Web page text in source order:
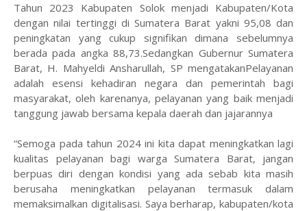
Tahun 2023 Kabupaten Solok menjadi Kabupaten/Kota
dengan nilai tertinggi di Sumatera Barat yakni 95,08 dan
peningkatan yang cukup signifikan dimana sebelumnya
berada pada angka 88,73.Sedangkan Gubernur Sumatera
Barat, H. Mahyeldi Ansharullah, SP mengatakanPelayanan
adalah esensi kehadiran negara dan pemerintah bagi
masyarakat, oleh karenanya, pelayanan yang baik menjadi
tanggung jawab bersama kepala daerah dan jajarannya
“Semoga pada tahun 2024 ini kita dapat meningkatkan lagi
kualitas pelayanan bagi warga Sumatera Barat, jangan
berpuas diri dengan kondisi yang ada sebab kita masih
berusaha meningkatkan pelayanan termasuk dalam
memaksimalkan digitalisasi. Saya berharap, kabupaten/kota